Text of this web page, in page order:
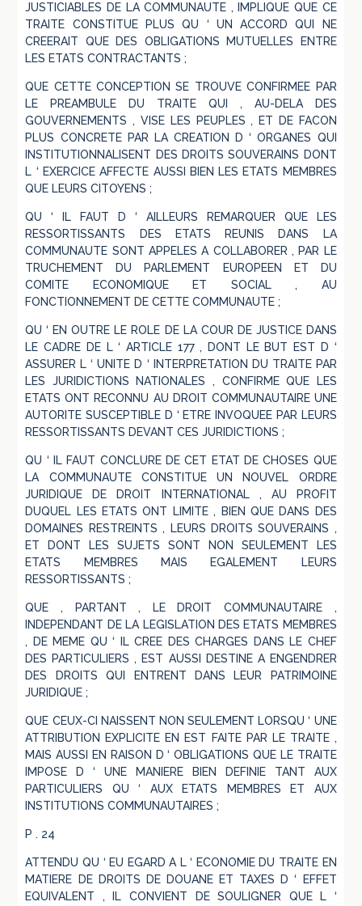
JUSTICIABLES DE LA COMMUNAUTE , IMPLIQUE QUE CE
TRAITE CONSTITUE PLUS QU ‘ UN ACCORD QUI NE
CREERAIT QUE DES OBLIGATIONS MUTUELLES ENTRE
LES ETATS CONTRACTANTS ;
QUE CETTE CONCEPTION SE TROUVE CONFIRMEE PAR
LE PREAMBULE DU TRAITE QUI , AU-DELA DES
GOUVERNEMENTS , VISE LES PEUPLES , ET DE FACON
PLUS CONCRETE PAR LA CREATION D ‘ ORGANES QUI
INSTITUTIONNALISENT DES DROITS SOUVERAINS DONT
L ‘ EXERCICE AFFECTE AUSSI BIEN LES ETATS MEMBRES
QUE LEURS CITOYENS ;
QU ‘ IL FAUT D ‘ AILLEURS REMARQUER QUE LES
RESSORTISSANTS DES ETATS REUNIS DANS LA
COMMUNAUTE SONT APPELES A COLLABORER , PAR LE
TRUCHEMENT DU PARLEMENT EUROPEEN ET DU
COMITE ECONOMIQUE ET SOCIAL , AU
FONCTIONNEMENT DE CETTE COMMUNAUTE ;
QU ‘ EN OUTRE LE ROLE DE LA COUR DE JUSTICE DANS
LE CADRE DE L ‘ ARTICLE 177 , DONT LE BUT EST D ‘
ASSURER L ‘ UNITE D ‘ INTERPRETATION DU TRAITE PAR
LES JURIDICTIONS NATIONALES , CONFIRME QUE LES
ETATS ONT RECONNU AU DROIT COMMUNAUTAIRE UNE
AUTORITE SUSCEPTIBLE D ‘ ETRE INVOQUEE PAR LEURS
RESSORTISSANTS DEVANT CES JURIDICTIONS ;
QU ‘ IL FAUT CONCLURE DE CET ETAT DE CHOSES QUE
LA COMMUNAUTE CONSTITUE UN NOUVEL ORDRE
JURIDIQUE DE DROIT INTERNATIONAL , AU PROFIT
DUQUEL LES ETATS ONT LIMITE , BIEN QUE DANS DES
DOMAINES RESTREINTS , LEURS DROITS SOUVERAINS ,
ET DONT LES SUJETS SONT NON SEULEMENT LES
ETATS MEMBRES MAIS EGALEMENT LEURS
RESSORTISSANTS ;
QUE , PARTANT , LE DROIT COMMUNAUTAIRE ,
INDEPENDANT DE LA LEGISLATION DES ETATS MEMBRES
, DE MEME QU ‘ IL CREE DES CHARGES DANS LE CHEF
DES PARTICULIERS , EST AUSSI DESTINE A ENGENDRER
DES DROITS QUI ENTRENT DANS LEUR PATRIMOINE
JURIDIQUE ;
QUE CEUX-CI NAISSENT NON SEULEMENT LORSQU ‘ UNE
ATTRIBUTION EXPLICITE EN EST FAITE PAR LE TRAITE ,
MAIS AUSSI EN RAISON D ‘ OBLIGATIONS QUE LE TRAITE
IMPOSE D ‘ UNE MANIERE BIEN DEFINIE TANT AUX
PARTICULIERS QU ‘ AUX ETATS MEMBRES ET AUX
INSTITUTIONS COMMUNAUTAIRES ;
P . 24
ATTENDU QU ‘ EU EGARD A L ‘ ECONOMIE DU TRAITE EN
MATIERE DE DROITS DE DOUANE ET TAXES D ‘ EFFET
EQUIVALENT , IL CONVIENT DE SOULIGNER QUE L ‘